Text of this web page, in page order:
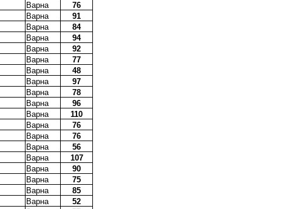
Варна
76
Варна
91
Варна
84
Варна
94
Варна
92
Варна
77
Варна
48
Варна
97
Варна
78
Варна
96
Варна
110
Варна
76
Варна
76
Варна
56
Варна
107
Варна
90
Варна
75
Варна
85
Варна
52